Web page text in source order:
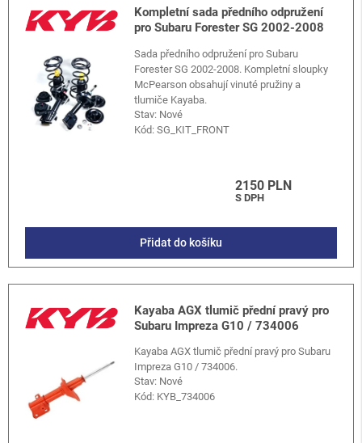
Kompletní sada předního odpružení
pro Subaru Forester SG 2002-2008
Sada předního odpružení pro Subaru
Forester SG 2002-2008. Kompletní sloupky
McPearson obsahují vinuté pružiny a
tlumiče Kayaba.
Stav: Nové
Kód:SG_KIT_FRONT
2150 PLN
S DPH
Přidat do košíku
Kayaba AGX tlumič přední pravý pro
Subaru Impreza G10 / 734006
Kayaba AGX tlumič přední pravý pro Subaru
Impreza G10 / 734006.
Stav: Nové
Kód: KYB_734006